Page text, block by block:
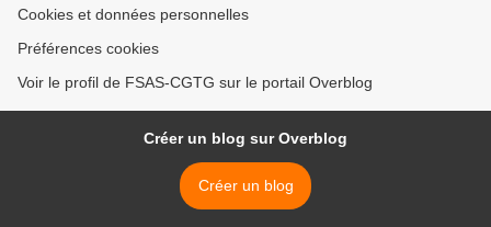
Cookies et données personnelles
Préférences cookies
Voir le profil de FSAS-CGTG sur le portail Overblog
Créer un blog sur Overblog
Créer un blog